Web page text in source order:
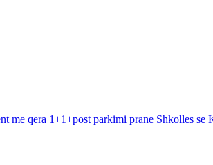
me qera 1+1+post parkimi prane Shkolles se